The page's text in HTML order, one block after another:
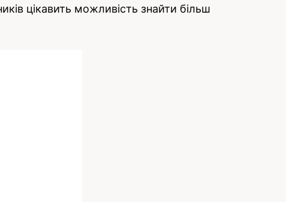
цікавить можливість знайти більш